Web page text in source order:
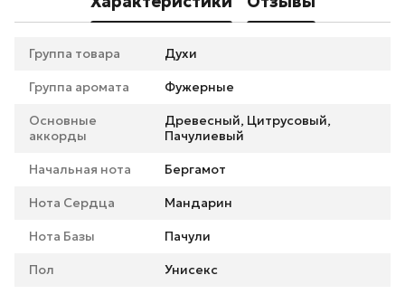
Группа товара Духи
Группа аромата Фужерные
Основные
аккорды
Древесный, Цитрусовый,
Пачулиевый
Начальная нота Бергамот
Нота Сердца Мандарин
Нота Базы Пачули
Пол Унисекс